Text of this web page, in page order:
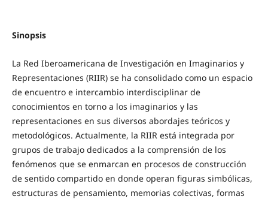
Sinopsis
La Red Iberoamericana de Investigación en Imaginarios y
Representaciones (RIIR) se ha consolidado como un espacio
de encuentro e intercambio interdisciplinar de
conocimientos en torno a los imaginarios y las
representaciones en sus diversos abordajes teóricos y
metodológicos. Actualmente, la RIIR está integrada por
grupos de trabajo dedicados a la comprensión de los
fenómenos que se enmarcan en procesos de construcción
de sentido compartido en donde operan figuras simbólicas,
estructuras de pensamiento, memorias colectivas, formas